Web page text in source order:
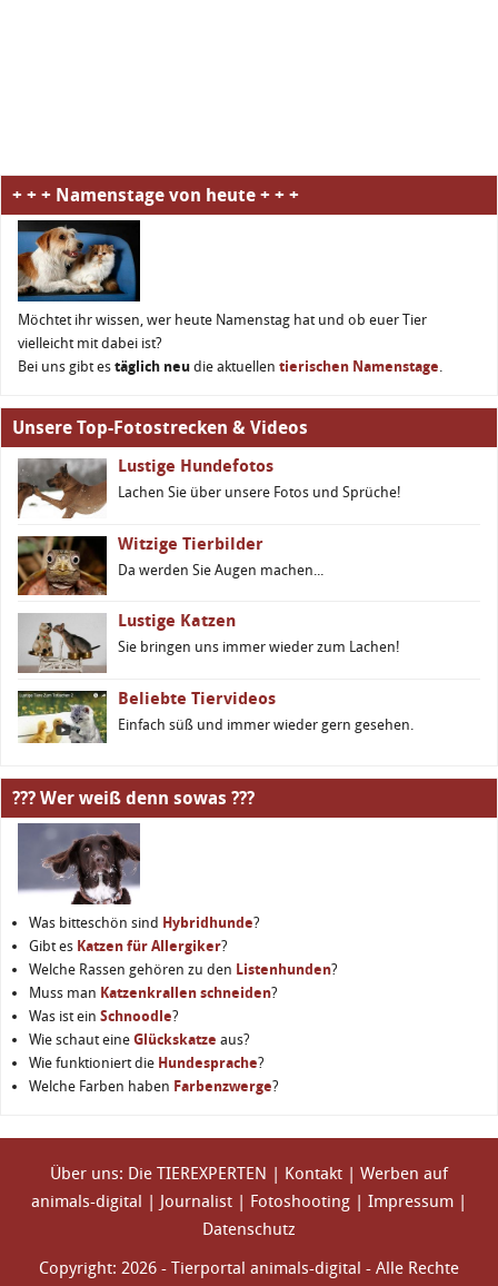
+ + + Namenstage von heute + + +
Möchtet ihr wissen, wer heute Namenstag hat und ob euer Tier
vielleicht mit dabei ist?
Bei uns gibt es täglich neu die aktuellen tierischen Namenstage.
Unsere Top-Fotostrecken & Videos
Lustige Hundefotos
Lachen Sie über unsere Fotos und Sprüche!
Witzige Tierbilder
Da werden Sie Augen machen...
Lustige Katzen
Sie bringen uns immer wieder zum Lachen!
Beliebte Tiervideos
Einfach süß und immer wieder gern gesehen.
??? Wer weiß denn sowas ???
Was bitteschön sind Hybridhunde?
Gibt es Katzen für Allergiker?
Welche Rassen gehören zu den Listenhunden?
Muss man Katzenkrallen schneiden?
Was ist ein Schnoodle?
Wie schaut eine Glückskatze aus?
Wie funktioniert die Hundesprache?
Welche Farben haben Farbenzwerge?
Über uns: Die TIEREXPERTEN | Kontakt | Werben auf
animals-digital | Journalist | Fotoshooting | Impressum |
Datenschutz
Copyright: 2026 - Tierportal animals-digital - Alle Rechte